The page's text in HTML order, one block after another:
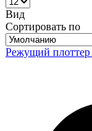
Вид
Сортировать по
Режущий